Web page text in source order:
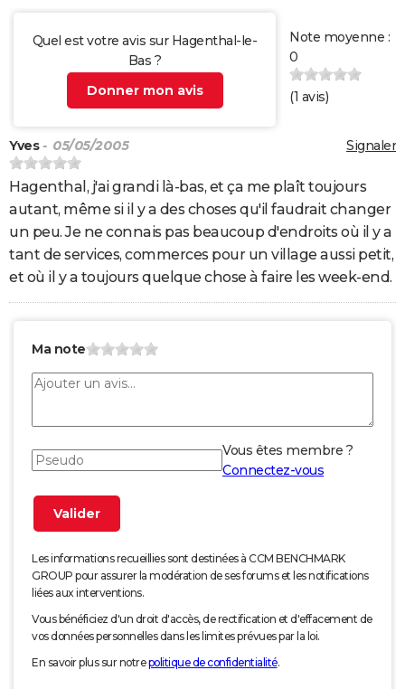
Quel est votre avis sur Hagenthal-le-
Bas ?
Donner mon avis
Note moyenne :
0
(1 avis)
Signaler
Yves- 05/05/2005
Hagenthal, j'ai grandi là-bas, et ça me plaît toujours
autant, même si il y a des choses qu'il faudrait changer
un peu. Je ne connais pas beaucoup d'endroits où il y a
tant de services, commerces pour un village aussi petit,
et où il y a toujours quelque chose à faire les week-end.
Ma note
Vous êtes membre ?
Connectez-vous
Les informations recueillies sont destinées à CCM BENCHMARK
GROUP pour assurer la modération de ses forums et les notifications
liées aux interventions.
Vous bénéficiez d'un droit d'accès, de rectification et d'effacement de
vos données personnelles dans les limites prévues par la loi.
En savoir plus sur notrepolitique de confidentialité.